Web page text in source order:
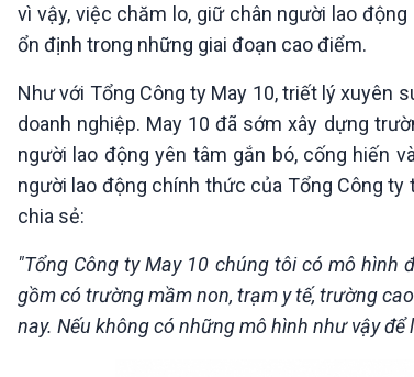
Chân dung cuộc sống
Các chương trình đặc biệt
vì vậy, việc chăm lo, giữ chân người lao
ổn định trong những giai đoạn cao điểm.
Như với Tổng Công ty May 10, triết lý xuyên
doanh nghiệp. May 10 đã sớm xây dựng
người lao động yên tâm gắn bó, cống hiến
người lao động chính thức của Tổng Công ty
chia sẻ:
"Tổng Công ty May 10 chúng tôi có mô hình
gồm có trường mầm non, trạm y tế, trường
nay. Nếu không có những mô hình như vậy